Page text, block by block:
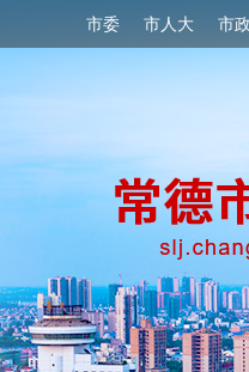
市委 市人大 市